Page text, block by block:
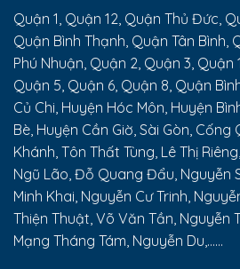
Quận 1, Quận 12, Quận Thủ Đức,
Quận Bình Thạnh, Quận Tân Bình,
Phú Nhuận, Quận 2, Quận 3, Quận
Quận 5, Quận 6, Quận 8, Quận
Củ Chi, Huyện Hóc Môn, Huyện
Bè, Huyện Cần Giờ, Sài Gòn, Cống
Khánh, Tôn Thất Tùng, Lê Thị
Ngũ Lão, Đỗ Quang Đẩu, Nguyễn
Minh Khai, Nguyễn Cư Trinh,
Thiện Thuật, Võ Văn Tần, Nguyễn
Mạng Tháng Tám, Nguyễn Du,......